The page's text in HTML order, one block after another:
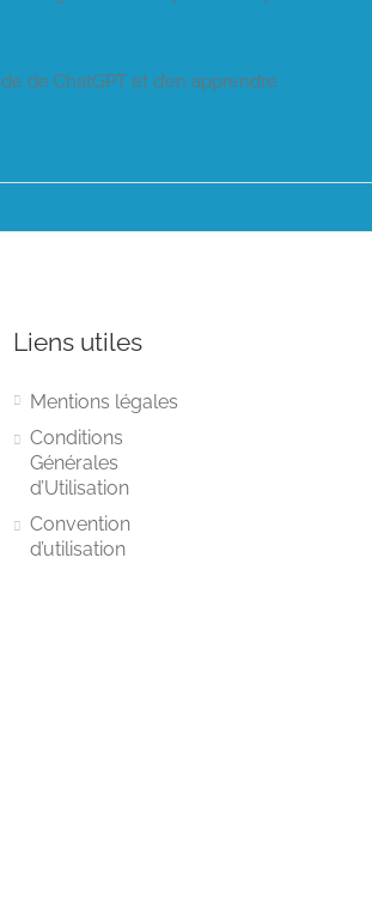
de ChatGPT et d’en apprendre
Liens utiles
Mentions légales
Conditions
Générales
d’Utilisation
Convention
d’utilisation